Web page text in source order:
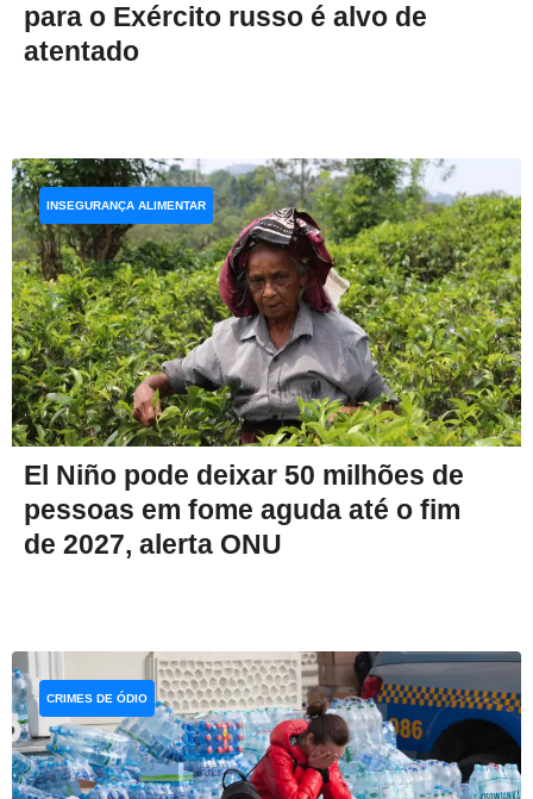
para o Exército russo é alvo de
atentado
El Niño pode deixar 50 milhões de
pessoas em fome aguda até o fim
de 2027, alerta ONU
INSEGURANÇA ALIMENTAR
CRIMES DE ÓDIO